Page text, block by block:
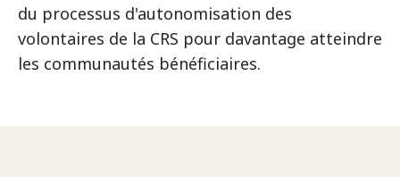
du processus d'autonomisation des
volontaires de la CRS pour davantage atteindre
les communautés bénéficiaires.